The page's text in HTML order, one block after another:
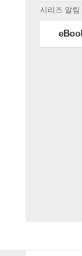
시리즈 알림